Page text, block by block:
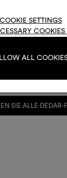
COOKIE SETTINGS
ALL
Dedar
Straße/des
Sie den
SIE ALLE DEDAR-